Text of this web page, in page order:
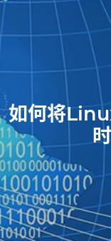
如何将
08月08日，农历六
08月07日，农历六
08月06日，农历六
08月05日，农历六
08月04日，农历六